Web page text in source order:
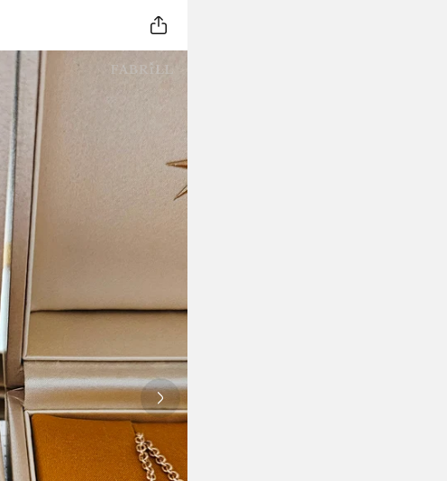
Next slide